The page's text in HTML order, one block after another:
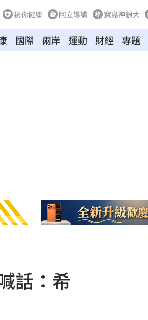
祝你健康 阿立導讀 寶島神很大
國際 兩岸 運動 財經 專題
話：希